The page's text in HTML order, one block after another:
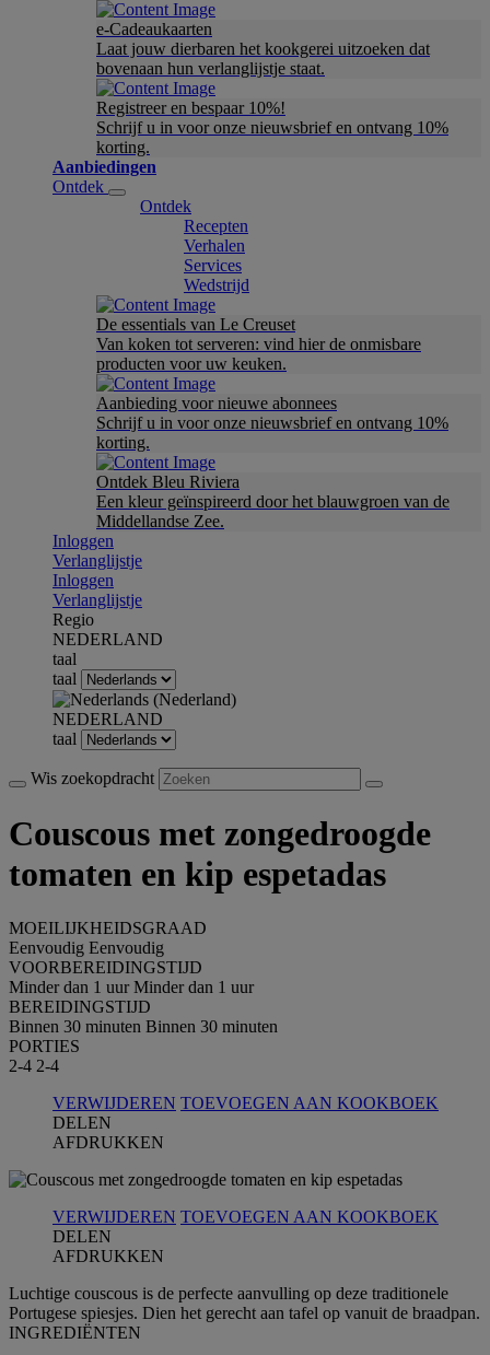
e-Cadeaukaarten
Laat jouw dierbaren het kookgerei uitzoeken dat
bovenaan hun verlanglijstje staat.
Registreer en bespaar 10%!
Schrijf u in voor onze nieuwsbrief en ontvang 10%
korting.
Aanbiedingen
Ontdek
Ontdek
Recepten
Verhalen
Services
Wedstrijd
De essentials van Le Creuset
Van koken tot serveren: vind hier de onmisbare
producten voor uw keuken.
Aanbieding voor nieuwe abonnees
Schrijf u in voor onze nieuwsbrief en ontvang 10%
korting.
Ontdek Bleu Riviera
Een kleur geïnspireerd door het blauwgroen van de
Middellandse Zee.
Inloggen
Verlanglijstje
Inloggen
Verlanglijstje
Regio
NEDERLAND
taal
taal
NEDERLAND
taal
Wis zoekopdracht
Couscous met zongedroogde
tomaten en kip espetadas
MOEILIJKHEIDSGRAAD
Eenvoudig Eenvoudig
VOORBEREIDINGSTIJD
Minder dan 1 uur Minder dan 1 uur
BEREIDINGSTIJD
Binnen 30 minuten Binnen 30 minuten
PORTIES
2-4 2-4
VERWIJDEREN TOEVOEGEN AAN KOOKBOEK
DELEN
AFDRUKKEN
VERWIJDEREN TOEVOEGEN AAN KOOKBOEK
DELEN
AFDRUKKEN
Luchtige couscous is de perfecte aanvulling op deze traditionele
Portugese spiesjes. Dien het gerecht aan tafel op vanuit de braadpan.
INGREDIЁNTEN